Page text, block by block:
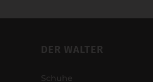
DER WALTER
Schuhe